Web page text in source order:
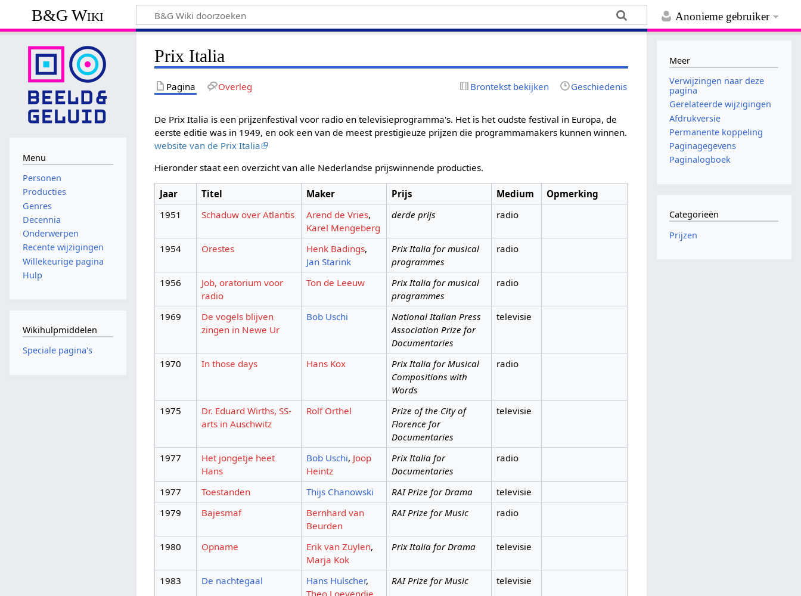
Anonieme gebruiker
B&G Wiki
Prix Italia
Pagina Overleg Brontekst bekijken Geschiedenis
De Prix Italia is een prijzenfestival voor radio en televisieprogramma's. Het is het oudste festival in Europa, de
eerste editie was in 1949, en ook een van de meest prestigieuze prijzen die programmamakers kunnen winnen.
website van de Prix Italia
Hieronder staat een overzicht van alle Nederlandse prijswinnende producties.
Jaar Titel Maker Prijs Medium
Opmerking
1951
Schaduw over Atlantis Arend de Vries,
Karel Mengeberg
derde prijs radio
1954 Orestes Henk Badings,
Jan Starink
Prix Italia for musical
programmes
radio
1956
Job, oratorium voor
radio
Ton de Leeuw
Prix Italia for musical
programmes
radio
1969
De vogels blijven
zingen in Newe Ur
Bob Uschi
National Italian Press
Association Prize for
Documentaries
televisie
1970 In those days Hans Kox
Prix Italia for Musical
Compositions with
Words
radio
1975
Dr. Eduard Wirths, SS-
arts in Auschwitz
Rolf Orthel
Prize of the City of
Florence for
Documentaries
televisie
1977
Het jongetje heet
Hans
Bob Uschi, Joop
Heintz
Prix Italia for
Documentaries
radio
1977 Toestanden Thijs Chanowski RAI Prize for Drama
televisie
1979
Bajesmaf
Bernhard van
Beurden
RAI Prize for Music radio
1980 Opname Erik van Zuylen,
Marja Kok
Prix Italia for Drama televisie
1983 De nachtegaal Hans Hulscher,
RAI Prize for Music televisie
Menu
Personen
Producties
Genres
Decennia
Onderwerpen
Recente wijzigingen
Willekeurige pagina
Hulp
Wikihulpmiddelen
Speciale pagina's
Meer
Verwijzingen naar deze
pagina
Gerelateerde wijzigingen
Afdrukversie
Permanente koppeling
Paginagegevens
Paginalogboek
Categorieën
Prijzen